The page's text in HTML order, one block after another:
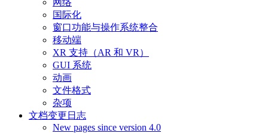
网络
国际化
窗口功能与操作系统整合
移动端
XR 支持（AR 和 VR）
GUI 系统
动画
文件格式
杂项
文档变更日志
New pages since version 4.0